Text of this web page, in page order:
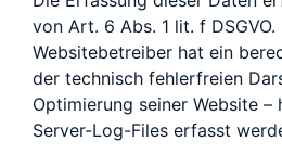
von Art. 6 Abs. 1 lit. f DSGVO.
Websitebetreiber hat ein
der technisch fehlerfreien
Optimierung seiner Website –
Server-Log-Files erfasst